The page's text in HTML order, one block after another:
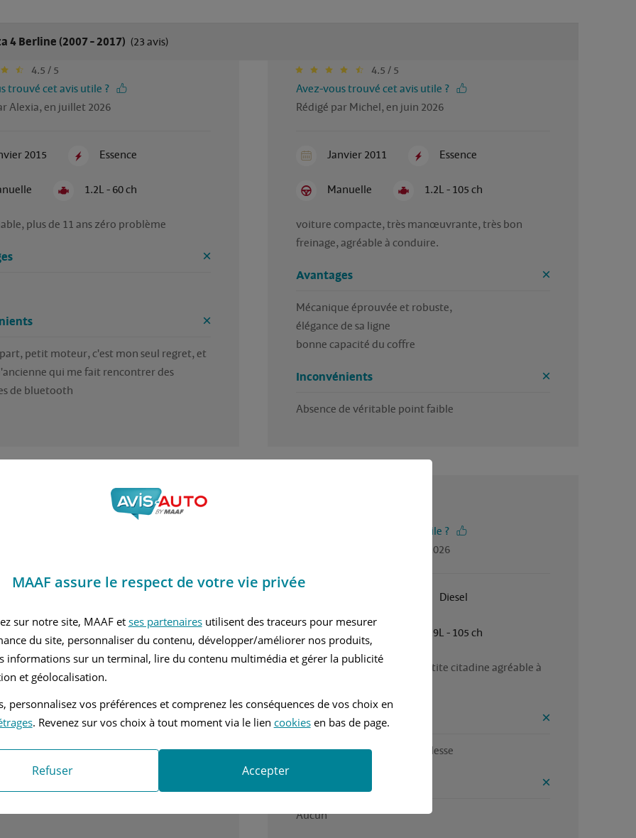
4 Berline (2007 - 2017) (23 avis)
4.5 / 5
trouvé cet avis utile ?
Alexia, en juillet 2026
2015 Essence
1.2L - 60 ch
plus de 11 ans zéro problème
petit moteur, c'est mon seul regret, et
qui me fait rencontrer des
de bluetooth
4.5 / 5
Avez-vous trouvé cet avis utile ?
Rédigé par Michel, en juin 2026
Janvier 2011 Essence
Manuelle 1.2L - 105 ch
voiture compacte, très manœuvrante, très bon
freinage, agréable à conduire.
Avantages
Mécanique éprouvée et robuste,
élégance de sa ligne
bonne capacité du coffre
Inconvénients
Absence de véritable point faible
1.2L - 90 ch
Pleinement satisfaite de mon Ibiza.
voiture, citadine
caméra de recul.
Avez-vous trouvé cet avis utile ?
Rédigé par Evelyne, en mai 2026
Diesel
Manuelle 1.9L - 105 ch
Fiabilité moteur , confort petite citadine agréable à
Avantages
Robuste , maniabilité  , souplesse
Aucun
MAAF assure le respect de votre vie privée
sur notre site, MAAF et ses partenairesutilisent des traceurs pour mesurer
du site, personnaliser du contenu, développer/améliorer nos produits,
informations sur un terminal, lire du contenu multimédia et gérer la publicité
et géolocalisation.
personnalisez vos préférences et comprenez les conséquences de vos choix en
. Revenez sur vos choix à tout moment via le lien cookiesen bas de page.
Refuser Accepter